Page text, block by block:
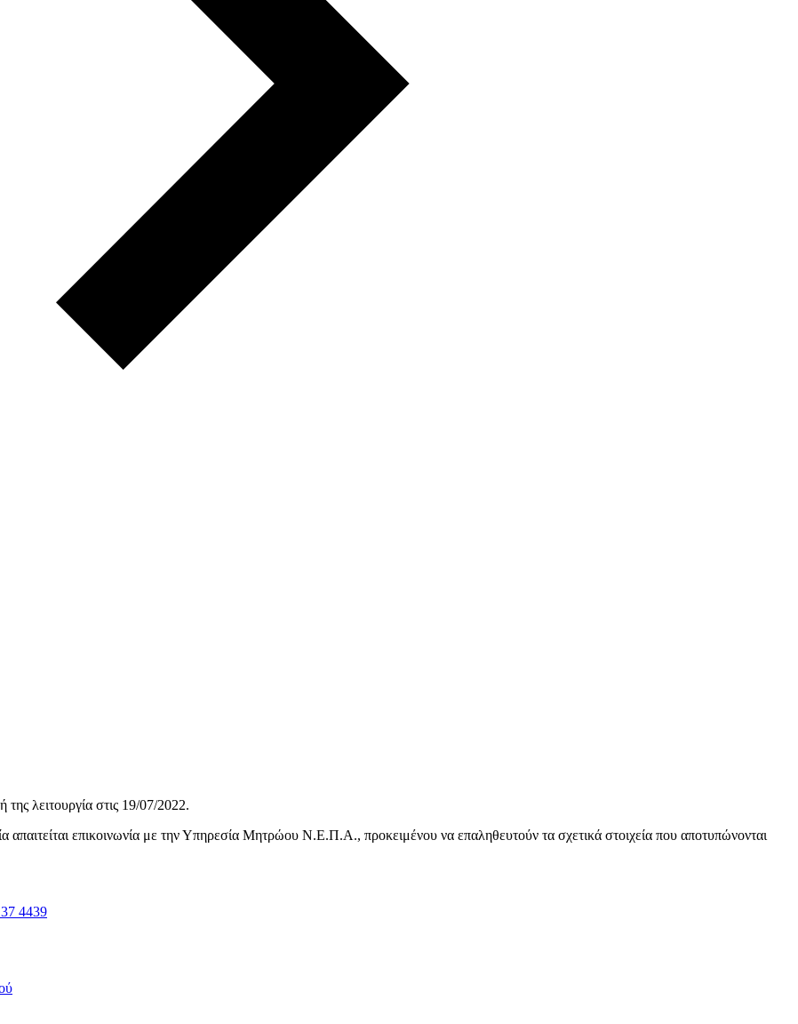
λειτουργία στις 19/07/2022.
απαιτείται επικοινωνία με την Υπηρεσία Μητρώου Ν.Ε.Π.Α., προκειμένου να επαληθευτούν τα σχετικά στοιχεία που αποτυπώνονται
4439